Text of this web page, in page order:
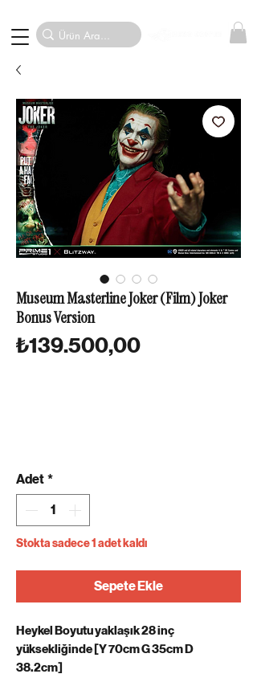
Museum Masterline Joker (Film) Joker
Bonus Version
₺139.500,00Fiyat
Adet *
Stokta sadece 1 adet kaldı
Sepete Ekle
Heykel Boyutu yaklaşık 28 inç
yüksekliğinde [Y 70cm G 35cm D
38.2cm]